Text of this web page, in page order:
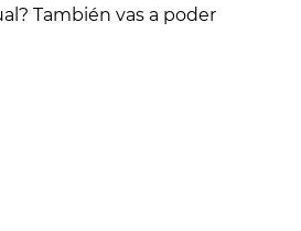
También vas a poder